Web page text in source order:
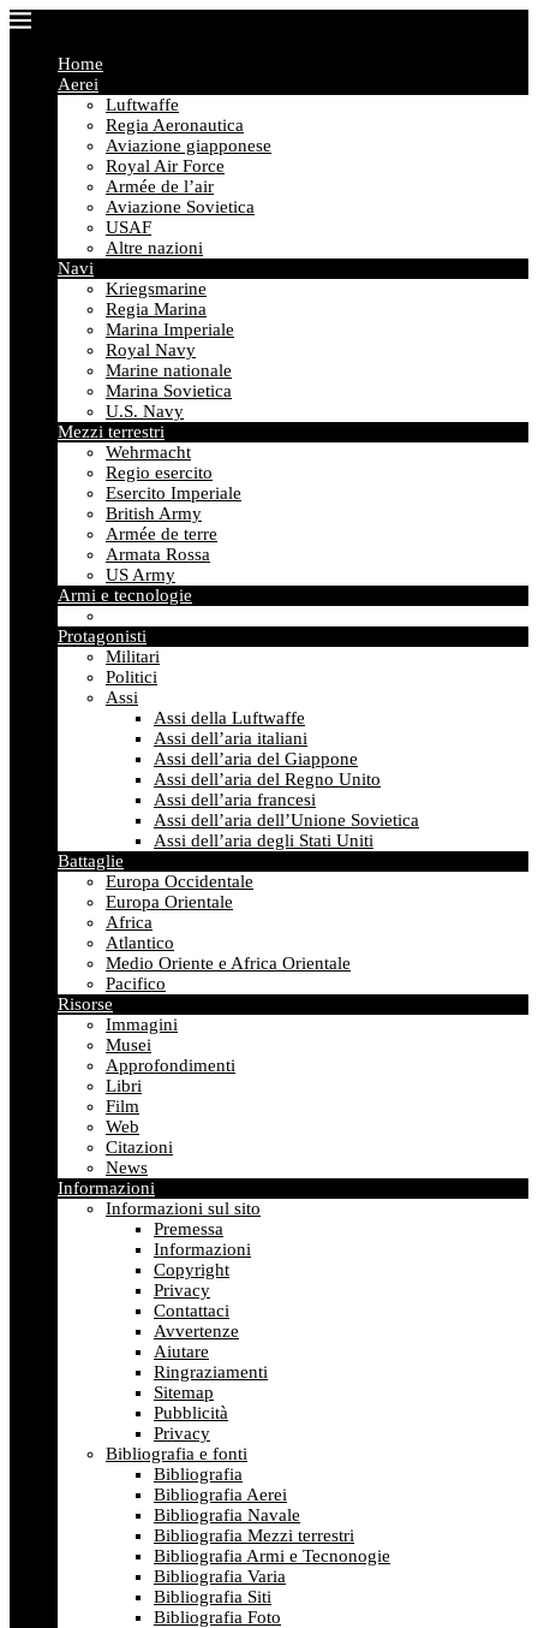
Home
Aerei
Luftwaffe
Regia Aeronautica
Aviazione giapponese
Royal Air Force
Armée de l’air
Aviazione Sovietica
USAF
Altre nazioni
Navi
Kriegsmarine
Regia Marina
Marina Imperiale
Royal Navy
Marine nationale
Marina Sovietica
U.S. Navy
Mezzi terrestri
Wehrmacht
Regio esercito
Esercito Imperiale
British Army
Armée de terre
Armata Rossa
US Army
Armi e tecnologie
Protagonisti
Militari
Politici
Assi
Assi della Luftwaffe
Assi dell’aria italiani
Assi dell’aria del Giappone
Assi dell’aria del Regno Unito
Assi dell’aria francesi
Assi dell’aria dell’Unione Sovietica
Assi dell’aria degli Stati Uniti
Battaglie
Europa Occidentale
Europa Orientale
Africa
Atlantico
Medio Oriente e Africa Orientale
Pacifico
Risorse
Immagini
Musei
Approfondimenti
Libri
Film
Web
Citazioni
News
Informazioni
Informazioni sul sito
Premessa
Informazioni
Copyright
Privacy
Contattaci
Avvertenze
Aiutare
Ringraziamenti
Sitemap
Pubblicità
Privacy
Bibliografia e fonti
Bibliografia
Bibliografia Aerei
Bibliografia Navale
Bibliografia Mezzi terrestri
Bibliografia Armi e Tecnonogie
Bibliografia Varia
Bibliografia Siti
Bibliografia Foto